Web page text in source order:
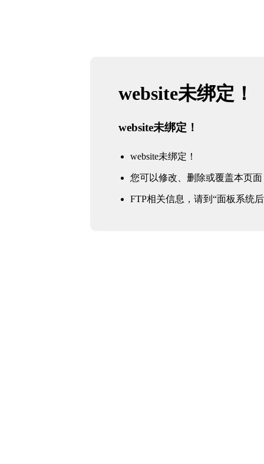
website未绑定！
website未绑定！
website未绑定！
您可以修改、删除或覆盖本页面
FTP相关信息，请到“面板系统